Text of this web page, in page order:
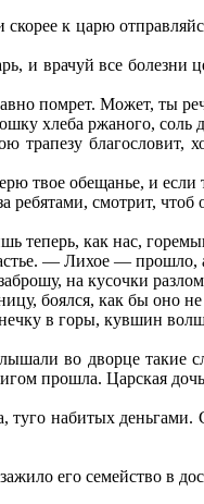
к царю
и врачуй все болезни
помрет. Может, ты
хлеба ржаного, соль
трапезу
твое обещанье, и
смотрит,
как нас,
— Лихое — прошло,
на кусочки
боялся, как бы оно не
в горы, кувшин
во дворце такие
прошла. Царская
набитых деньгами.
его семейство в